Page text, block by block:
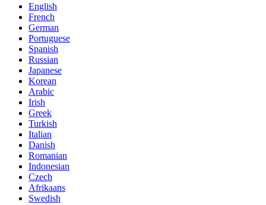
English
French
German
Portuguese
Spanish
Russian
Japanese
Korean
Arabic
Irish
Greek
Turkish
Italian
Danish
Romanian
Indonesian
Czech
Afrikaans
Swedish